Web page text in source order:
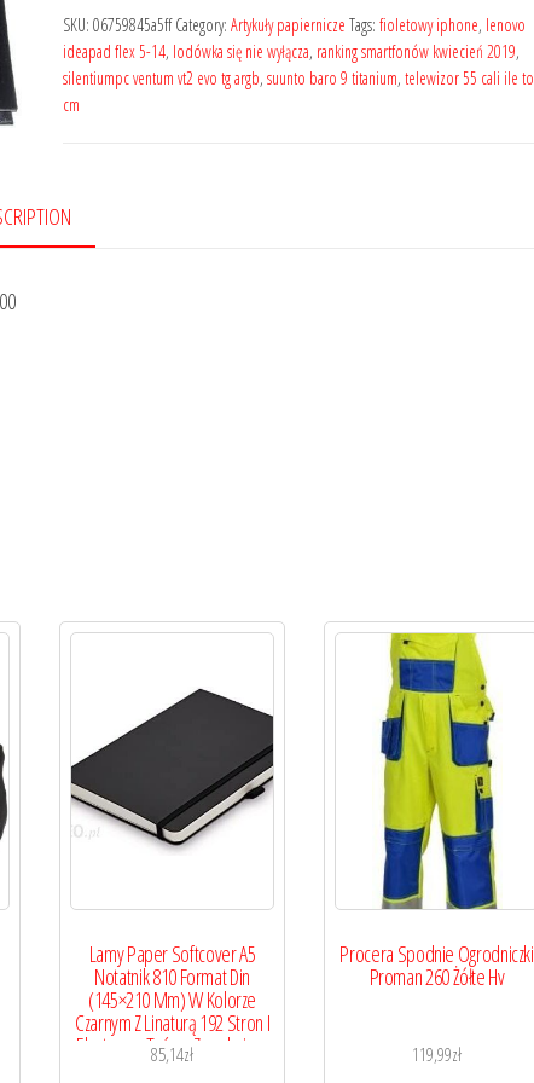
SKU: 06759845a5ff Category: Artykuły papiernicze Tags: fioletowy iphone, lenovo
ideapad flex 5-14, lodówka się nie wyłącza, ranking smartfonów kwiecień 2019,
silentiumpc ventum vt2 evo tg argb, suunto baro 9 titanium, telewizor 55 cali ile to
cm
Lamy Paper Softcover A5
Notatnik 810 Format Din
(145×210 Mm) W Kolorze
Czarnym Z Linaturą 192 Stron I
Elastyczną Taśmą Zamykającą
85,14zł
Procera Spodnie Ogrodniczki
Proman 260 Żółte Hv
119,99zł